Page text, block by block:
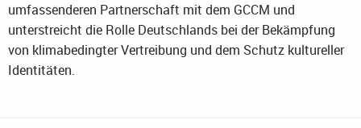
umfassenderen Partnerschaft mit dem GCCM und
unterstreicht die Rolle Deutschlands bei der Bekämpfung
von klimabedingter Vertreibung und dem Schutz kultureller
Identitäten.